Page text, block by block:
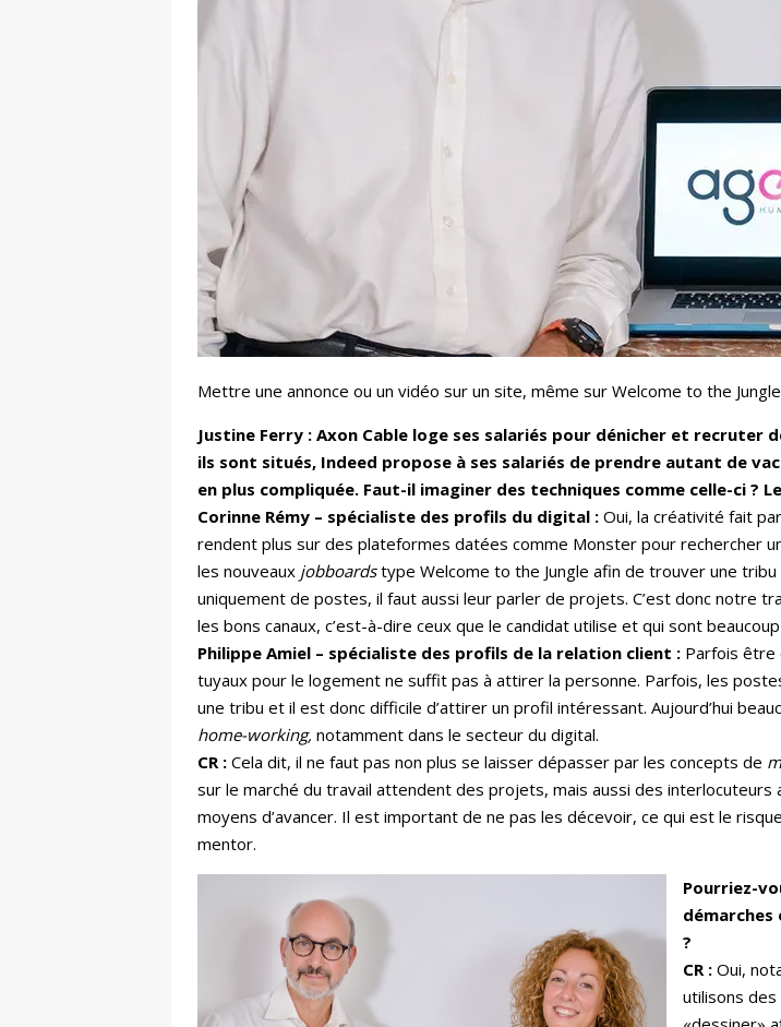
Mettre une annonce ou un vidéo sur un site, même sur Welcome to the
Justine Ferry : Axon Cable loge ses salariés pour dénicher et recruter
ils sont situés, Indeed propose à ses salariés de prendre autant de
en plus compliquée. Faut-il imaginer des techniques comme celle-ci ?
Corinne Rémy – spécialiste des profils du digital : Oui, la créativité fait
rendent plus sur des plateformes datées comme Monster pour rechercher
les nouveaux jobboardstype Welcome to the Jungle afin de trouver une tribu
uniquement de postes, il faut aussi leur parler de projets. C’est donc notre
les bons canaux, c’est-à-dire ceux que le candidat utilise et qui sont
Philippe Amiel – spécialiste des profils de la relation client : Parfois être
tuyaux pour le logement ne suffit pas à attirer la personne. Parfois, les
une tribu et il est donc difficile d’attirer un profil intéressant. Aujourd’hui
home-working, notamment dans le secteur du digital.
CR : Cela dit, il ne faut pas non plus se laisser dépasser par les concepts de
sur le marché du travail attendent des projets, mais aussi des interlocuteurs
moyens d’avancer. Il est important de ne pas les décevoir, ce qui est le
mentor.
Pourriez-
?
CR : Oui,
utilisons